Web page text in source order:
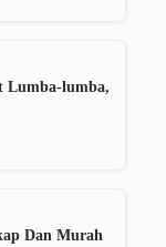
Lumba-lumba,
Dan Murah